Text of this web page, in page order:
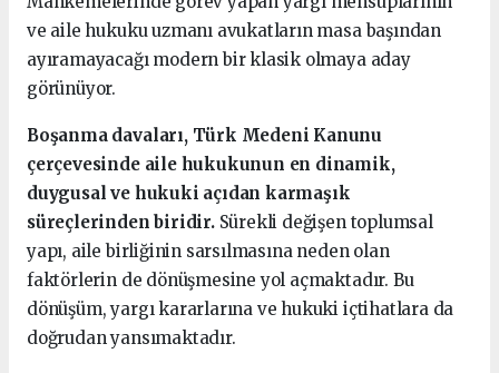
ve aile hukuku uzmanı avukatların masa başından
ayıramayacağı modern bir klasik olmaya aday
görünüyor.
Boşanma davaları, Türk Medeni Kanunu
çerçevesinde aile hukukunun en dinamik,
duygusal ve hukuki açıdan karmaşık
süreçlerinden biridir.Sürekli değişen toplumsal
yapı, aile birliğinin sarsılmasına neden olan
faktörlerin de dönüşmesine yol açmaktadır. Bu
dönüşüm, yargı kararlarına ve hukuki içtihatlara da
doğrudan yansımaktadır.